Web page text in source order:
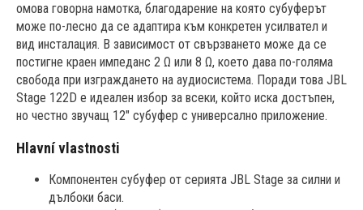
омова говорна намотка, благодарение на която субуферът
може по-лесно да се адаптира към конкретен усилвател и
вид инсталация. В зависимост от свързването може да се
постигне краен импеданс 2 Ω или 8 Ω, което дава по-голяма
свобода при изграждането на аудиосистема. Поради това JBL
Stage 122D е идеален избор за всеки, който иска достъпен,
но честно звучащ 12" субуфер с универсално приложение.
Hlavní vlastnosti
Компонентен субуфер от серията JBL Stage за силни и
дълбоки баси.